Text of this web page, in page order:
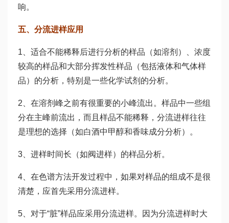
响。
五、 分流进样应用
1、适合不能稀释后进行分析的样品（如溶剂）、浓度
较高的样品和大部分挥发性样品（包括液体和气体样
品）的分析，特别是一些化学试剂的分析。
2、在溶剂峰之前有很重要的小峰流出。样品中一些组
分在主峰前流出，而且样品不能稀释，分流进样往往
是理想的选择（如白酒中甲醇和香味成分分析）。
3、进样时间长（如阀进样）的样品分析。
4、在色谱方法开发过程中，如果对样品的组成不是很
清楚，应首先采用分流进样。
5、对于“脏”样品应采用分流进样。因为分流进样时大